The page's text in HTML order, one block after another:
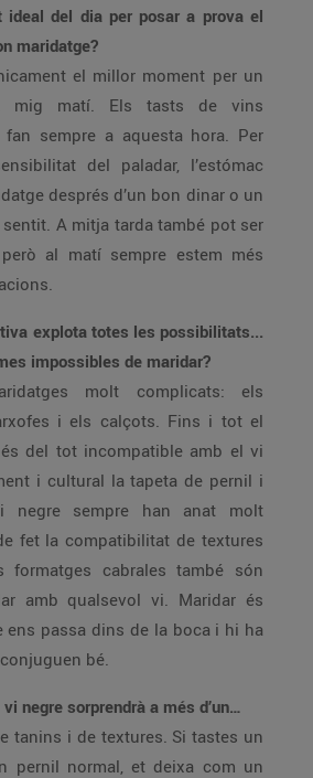
ideal del dia per posar a prova el
maridatge?
el millor moment per un
mig matí. Els tasts de vins
fan sempre a aquesta hora. Per
del paladar, l’estómac
després d’un bon dinar o un
A mitja tarda també pot ser
al matí sempre estem més
explota totes les possibilitats...
impossibles de maridar?
molt complicats: els
i els calçots. Fins i tot el
del tot incompatible amb el vi
i cultural la tapeta de pernil i
negre sempre han anat molt
fet la compatibilitat de textures
cabrales també són
amb qualsevol vi. Maridar és
ens passa dins de la boca i hi ha
bé.
negre sorprendrà a més d’un…
tanins i de textures. Si tastes un
pernil normal, et deixa com un